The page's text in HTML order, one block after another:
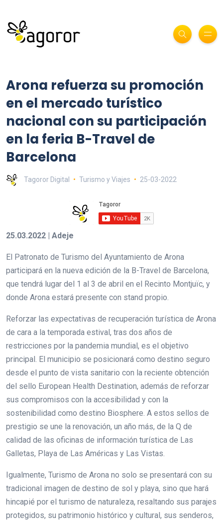
Arona refuerza su promoción
en el mercado turístico
nacional con su participación
en la feria B-Travel de
Barcelona
Tagoror Digital Turismo y Viajes 25-03-2022
25.03.2022 | Adeje
El Patronato de Turismo del Ayuntamiento de Arona
participará en la nueva edición de la B-Travel de Barcelona,
que tendrá lugar del 1 al 3 de abril en el Recinto Montjuïc, y
donde Arona estará presente con stand propio.
Reforzar las expectativas de recuperación turística de Arona
de cara a la temporada estival, tras dos años de
restricciones por la pandemia mundial, es el objetivo
principal. El municipio se posicionará como destino seguro
desde el punto de vista sanitario con la reciente obtención
del sello European Health Destination, además de reforzar
sus compromisos con la accesibilidad y con la
sostenibilidad como destino Biosphere. A estos sellos de
prestigio se une la renovación, un año más, de la Q de
calidad de las oficinas de información turística de Las
Galletas, Playa de Las Américas y Las Vistas.
Igualmente, Turismo de Arona no solo se presentará con su
tradicional imagen de destino de sol y playa, sino que hará
hincapié por el turismo de naturaleza, resaltando sus parajes
protegidos, su patrimonio histórico y cultural, sus senderos,